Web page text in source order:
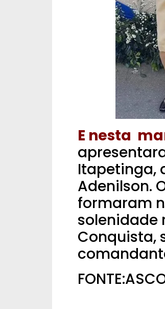
E nesta
Itapetinga,
Adenilson.
formaram
solenidade
Conquista,